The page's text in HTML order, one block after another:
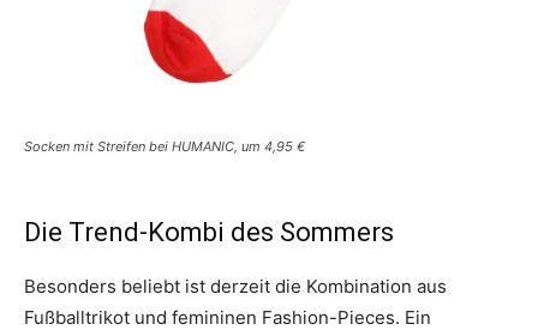
Socken mit Streifen bei HUMANIC, um 4,95 €
Die Trend-Kombi des Sommers
Besonders beliebt ist derzeit die Kombination aus
Fußballtrikot und femininen Fashion-Pieces. Ein